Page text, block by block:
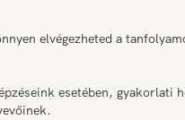
elvégezheted a
esetében, gyakorlati